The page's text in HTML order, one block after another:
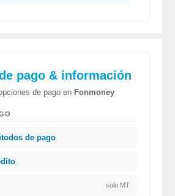
pago & información
de pago en Fonmoney
de pago
solo MT